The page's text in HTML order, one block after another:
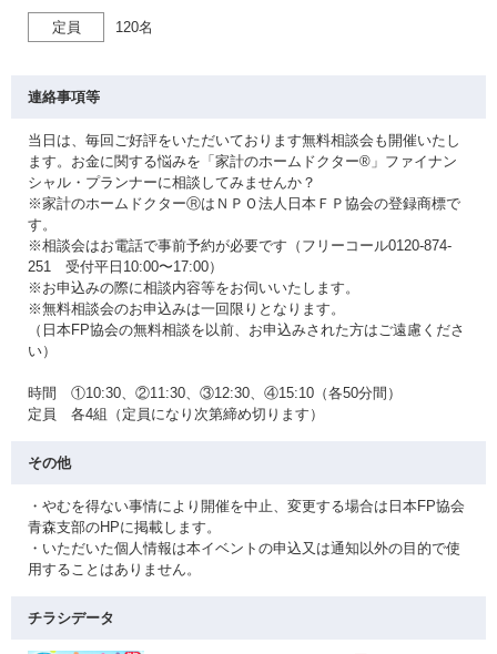
定員 120名
連絡事項等
当日は、毎回ご好評をいただいております無料相談会も開催いたし
ます。お金に関する悩みを「家計のホームドクター®」ファイナン
シャル・プランナーに相談してみませんか？
※家計のホームドクターⓇはＮＰＯ法人日本ＦＰ協会の登録商標で
す。
※相談会はお電話で事前予約が必要です（フリーコール0120-874-
251 受付平日10:00〜17:00）
※お申込みの際に相談内容等をお伺いいたします。
※無料相談会のお申込みは一回限りとなります。
（日本FP協会の無料相談を以前、お申込みされた方はご遠慮くださ
い）
時間 ①10:30、②11:30、③12:30、④15:10（各50分間）
定員 各4組（定員になり次第締め切ります）
その他
・やむを得ない事情により開催を中止、変更する場合は日本FP協会
青森支部のHPに掲載します。
・いただいた個人情報は本イベントの申込又は通知以外の目的で使
用することはありません。
チラシデータ